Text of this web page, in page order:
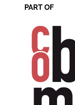
PART OF